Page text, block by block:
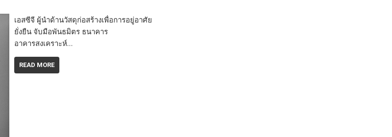
เอสซีจี ผู้นำด้านวัสดุก่อสร้างเพื่อการอยู่อาศัย
ยั่งยืน จับมือพันธมิตร ธนาคาร
อาคารสงเคราะห์…
READ MORE